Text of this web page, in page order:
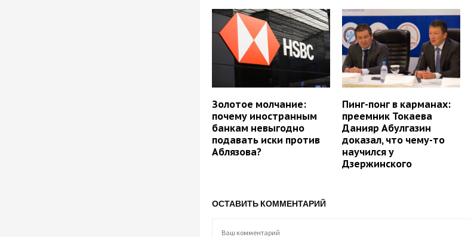
Золотое молчание:
почему иностранным
банкам невыгодно
подавать иски против
Аблязова?
Пинг-понг в карманах:
преемник Токаева
Данияр Абулгазин
доказал, что чему-то
научился у
Дзержинского
ОСТАВИТЬ КОММЕНТАРИЙ